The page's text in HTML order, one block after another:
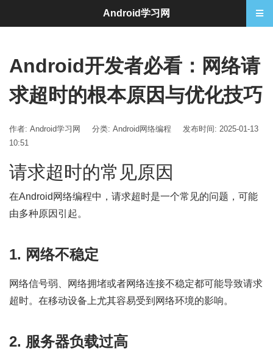
Android开发者必看：网络请
求超时的根本原因与优化技巧
作者: Android学习网 分类: Android网络编程
发布时间: 2025-01-13
10:51
请求超时的常见原因
在Android网络编程中，请求超时是一个常见的问题，可能
由多种原因引起。
1. 网络不稳定
网络信号弱、网络拥堵或者网络连接不稳定都可能导致请求
超时。在移动设备上尤其容易受到网络环境的影响。
2. 服务器负载过高
Android学习网